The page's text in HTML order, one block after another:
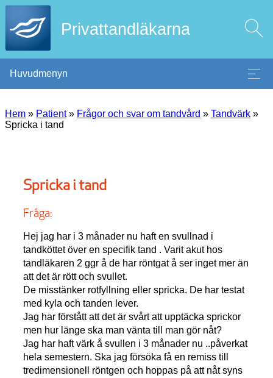
Privattandläkarna
Huvudmenyn
Hem » Patient» Frågor och svar om tandvård » Tandvärk »
Spricka i tand
Spricka i tand
Fråga:
Hej jag har i 3 månader nu haft en svullnad i
tandköttet över en specifik tand . Varit akut hos
tandläkaren 2 ggr å de har röntgat å ser inget mer än
att det är rött och svullet.
De misstänker rotfyllning eller spricka. De har testat
med kyla och tanden lever.
Jag har förstått att det är svårt att upptäcka sprickor
men hur länge ska man vänta till man gör nåt?
Jag har haft värk å svullen i 3 månader nu ..påverkat
hela semestern. Ska jag försöka få en remiss till
tredimensionell röntgen och hoppas på att nåt syns